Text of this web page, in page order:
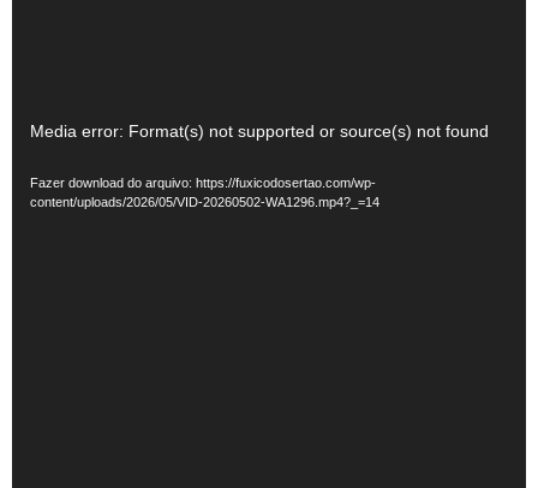
Tocador
vídeo
Media error: Format(s) not supported or source(s) not found
Fazer download do arquivo: https://fuxicodosertao.com/wp-
content/uploads/2026/05/VID-20260502-WA1296.mp4?_=14